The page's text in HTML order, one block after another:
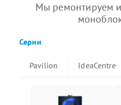
Мы ремонтируем
Серии
Pavilion IdeaCentre